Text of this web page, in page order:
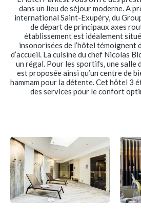
dans un lieu de séjour moderne. A
international Saint-Exupéry, du
de départ de principaux axes
établissement est idéalement
insonorisées de l’hôtel témoignent
d’accueil. La cuisine du chef Nicolas
un régal. Pour les sportifs, une
est proposée ainsi qu’un centre de
hammam pour la détente. Cet hôtel 3
des services pour le confort